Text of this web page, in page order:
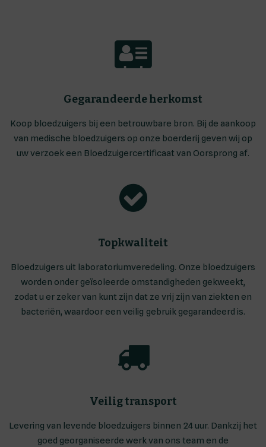
Gegarandeerde herkomst
Koop bloedzuigers bij een betrouwbare bron. Bij de aankoop
van medische bloedzuigers op onze boerderij geven wij op
uw verzoek een Bloedzuigercertificaat van Oorsprong af.
Topkwaliteit
Bloedzuigers uit laboratoriumveredeling. Onze bloedzuigers
worden onder geïsoleerde omstandigheden gekweekt,
zodat u er zeker van kunt zijn dat ze vrij zijn van ziekten en
bacteriën, waardoor een veilig gebruik gegarandeerd is.
Veilig transport
Levering van levende bloedzuigers binnen 24 uur. Dankzij het
goed georganiseerde werk van ons team en de